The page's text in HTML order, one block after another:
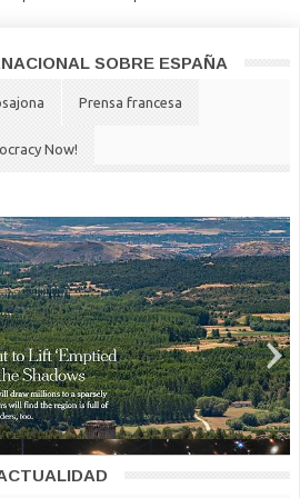
SOBRE ESPAÑA
Prensa francesa
Now!